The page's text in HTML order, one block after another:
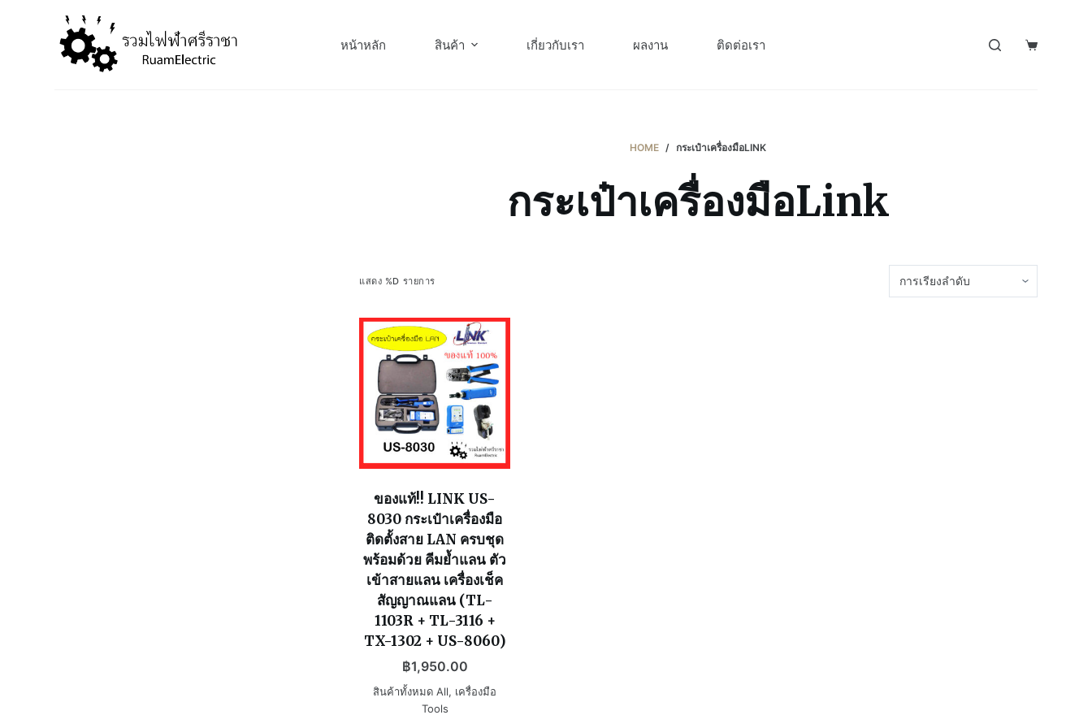
หน้าหลัก สินค้า เกี่ยวกับเรา ผลงาน ติดต่อเรา
HOME / กระเป๋าเครื่องมือLINK
กระเป๋าเครื่องมือLink
แสดง %D รายการ
ของแท้!! LINK US-
8030 กระเป๋าเครื่องมือ
ติดตั้งสาย LAN ครบชุด
พร้อมด้วย คีมย้ำแลน ตัว
เข้าสายแลน เครื่องเช็ค
สัญญาณแลน (TL-
1103R + TL-3116 +
TX-1302 + US-8060)
฿1,950.00
สินค้าทั้งหมด All, เครื่องมือ
Tools